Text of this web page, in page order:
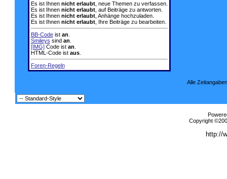
Es ist Ihnen nicht erlaubt, neue Themen zu verfassen.
Es ist Ihnen nicht erlaubt, auf Beiträge zu antworten.
Es ist Ihnen nicht erlaubt, Anhänge hochzuladen.
Es ist Ihnen nicht erlaubt, Ihre Beiträge zu bearbeiten.
BB-Codeist an
Smileys sind an
[IMG]Code ist an
HTML-Code ist aus.
Foren-Regeln
Alle
Copyright
http://